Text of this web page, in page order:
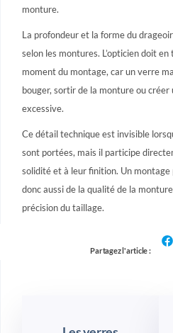
monture.
La profondeur et la forme du
selon les montures. L’opticien doit
moment du montage, car un verre
bouger, sortir de la monture ou créer
excessive.
Ce détail technique est invisible
sont portées, mais il participe
solidité et à leur finition. Un montage
donc aussi de la qualité de la
précision du taillage.
Partagez l'article :